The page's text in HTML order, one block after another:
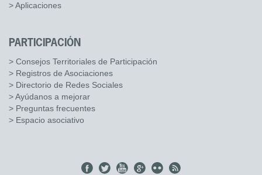
> Aplicaciones
PARTICIPACIÓN
> Consejos Territoriales de Participación
> Registros de Asociaciones
> Directorio de Redes Sociales
> Ayúdanos a mejorar
> Preguntas frecuentes
> Espacio asociativo